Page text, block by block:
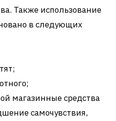
Также использование
в следующих
магазинные средства
самочувствия,